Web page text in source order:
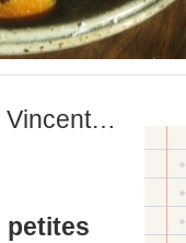
Vincent…
petites